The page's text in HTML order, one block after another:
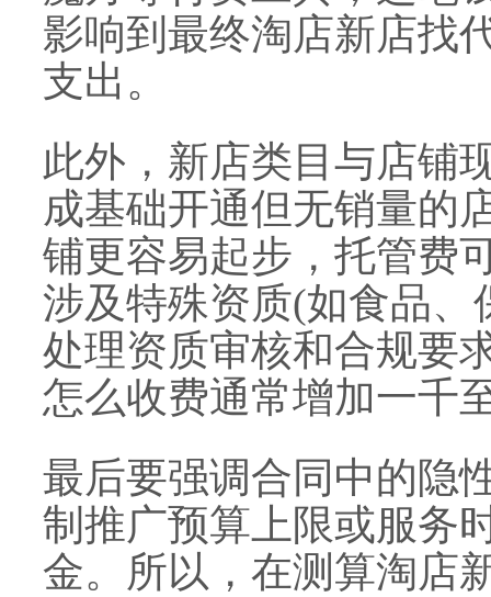
影响到最终淘店新店找
支出。
此外，新店类目与店铺
成基础开通但无销量的
铺更容易起步，托管费
涉及特殊资质(如食品
处理资质审核和合规要
怎么收费通常增加一千
最后要强调合同中的隐
制推广预算上限或服务
金。所以，在测算淘店